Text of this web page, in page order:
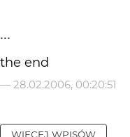
...
the end
— 28.02.2006, 00:20:51
WIĘCEJ WPISÓW